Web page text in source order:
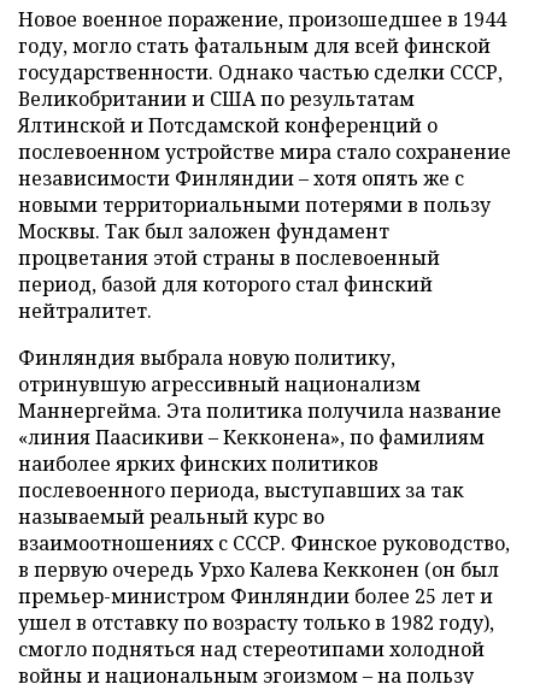
Новое военное поражение, произошедшее в 1944
году, могло стать фатальным для всей финской
государственности. Однако частью сделки СССР,
Великобритании и США по результатам
Ялтинской и Потсдамской конференций о
послевоенном устройстве мира стало сохранение
независимости Финляндии – хотя опять же с
новыми территориальными потерями в пользу
Москвы. Так был заложен фундамент
процветания этой страны в послевоенный
период, базой для которого стал финский
нейтралитет.
Финляндия выбрала новую политику,
отринувшую агрессивный национализм
Маннергейма. Эта политика получила название
«линия Паасикиви – Кекконена», по фамилиям
наиболее ярких финских политиков
послевоенного периода, выступавших за так
называемый реальный курс во
взаимоотношениях с СССР. Финское руководство,
в первую очередь Урхо Калева Кекконен (он был
премьер-министром Финляндии более 25 лет и
ушел в отставку по возрасту только в 1982 году),
смогло подняться над стереотипами холодной
войны и национальным эгоизмом – на пользу